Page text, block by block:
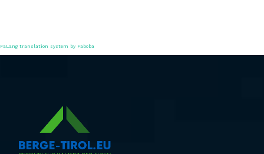
FaLang translation system by Faboba